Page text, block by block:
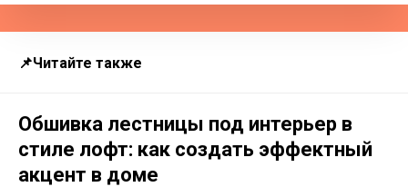
📌Читайте также
Обшивка лестницы под интерьер в
стиле лофт: как создать эффектный
акцент в доме